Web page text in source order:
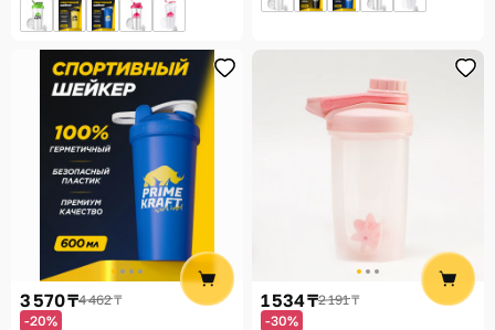
3 570 ₸4 462 ₸
-20%
1 534 ₸2 191 ₸
-30%